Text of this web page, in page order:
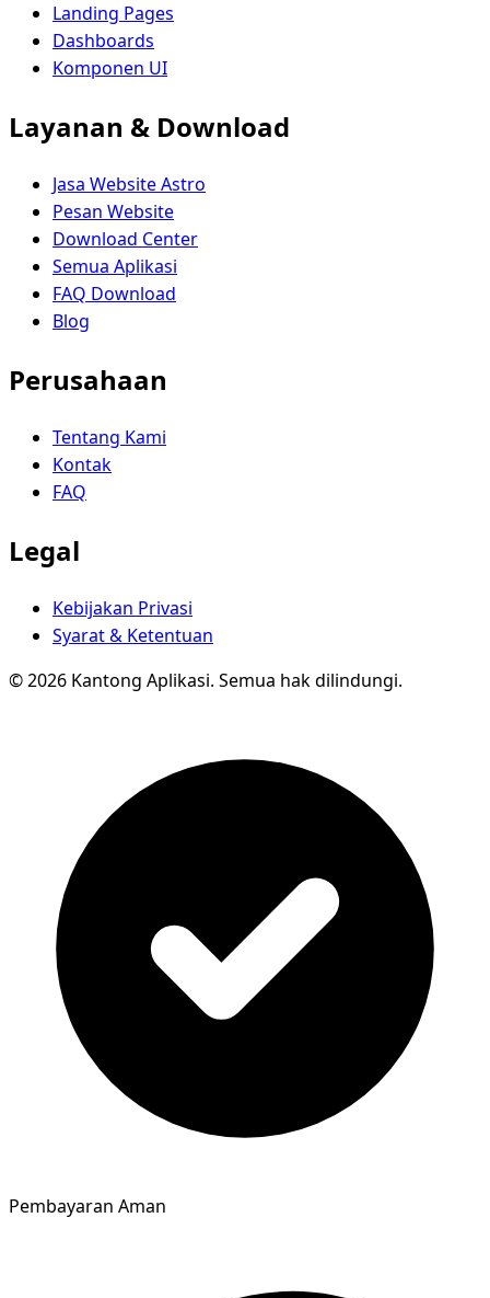
Landing Pages
Dashboards
Komponen UI
Layanan & Download
Jasa Website Astro
Pesan Website
Download Center
Semua Aplikasi
FAQ Download
Blog
Perusahaan
Tentang Kami
Kontak
FAQ
Legal
Kebijakan Privasi
Syarat & Ketentuan
© 2026 Kantong Aplikasi. Semua hak dilindungi.
Pembayaran Aman